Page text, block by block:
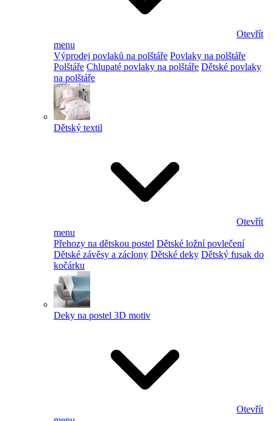
Otevřít
menu
Výprodej povlaků na polštáře Povlaky na polštáře
Polštáře Chlupaté povlaky na polštáře Dětské povlaky
na polštáře
Dětský textil
Otevřít
menu
Přehozy na dětskou postel Dětské ložní povlečení
Dětské závěsy a záclony Dětské deky Dětský fusak do
kočárku
Deky na postel 3D motiv
Otevřít